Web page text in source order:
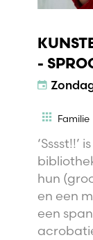
-
Familie
hun
en een
een